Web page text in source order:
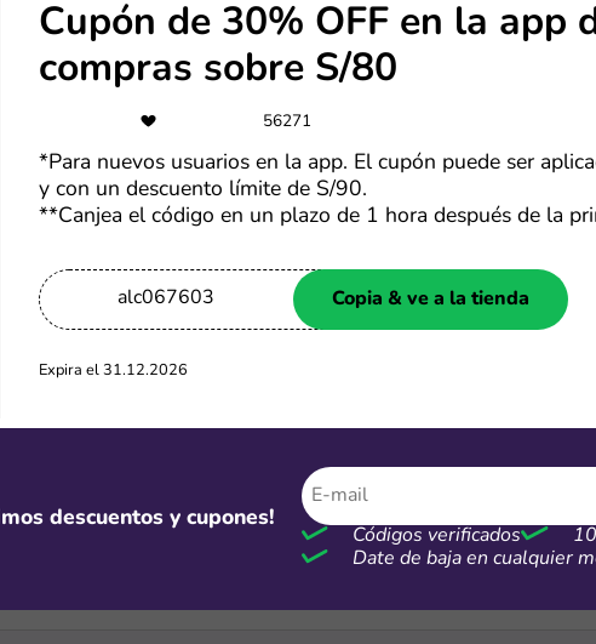
Paga en hasta 6 cuotas con tarjetas seleccionadas
-50%
Hasta 70% de descuento en productos seleccionados
Cupón de 30% OFF en la app
compras sobre S/80
56271
*Para nuevos usuarios en la app. El cupón puede ser
y con un descuento límite de S/90.
**Canjea el código en un plazo de 1 hora después de la
alc067603 Copia & ve a la tienda
Expira el 31.12.2026
descuentos y cupones!
Códigos verificados
Date de baja en cualquier